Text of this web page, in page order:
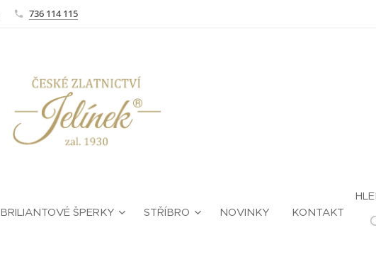
736 114 115
BRILIANTOVÉ ŠPERKY STŘÍBRO NOVINKY KONTAKT